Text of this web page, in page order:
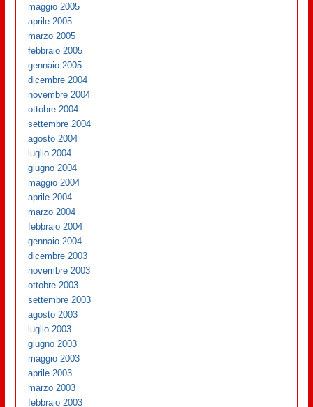
maggio 2005
aprile 2005
marzo 2005
febbraio 2005
gennaio 2005
dicembre 2004
novembre 2004
ottobre 2004
settembre 2004
agosto 2004
luglio 2004
giugno 2004
maggio 2004
aprile 2004
marzo 2004
febbraio 2004
gennaio 2004
dicembre 2003
novembre 2003
ottobre 2003
settembre 2003
agosto 2003
luglio 2003
giugno 2003
maggio 2003
aprile 2003
marzo 2003
febbraio 2003